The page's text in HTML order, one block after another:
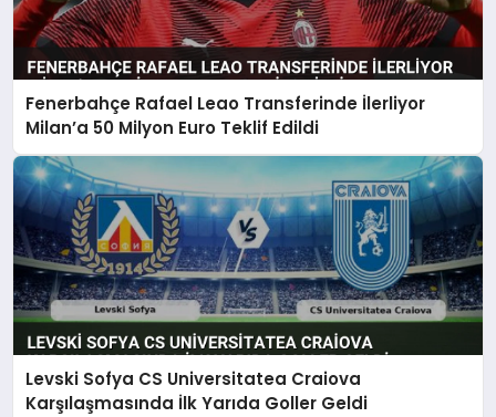
Fenerbahçe Rafael Leao Transferinde İlerliyor
Milan’a 50 Milyon Euro Teklif Edildi
Levski Sofya CS Universitatea Craiova
Karşılaşmasında İlk Yarıda Goller Geldi